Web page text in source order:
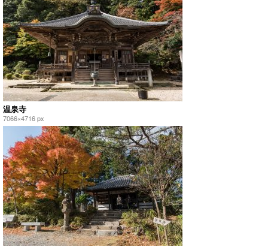
温泉寺
7066×4716 px